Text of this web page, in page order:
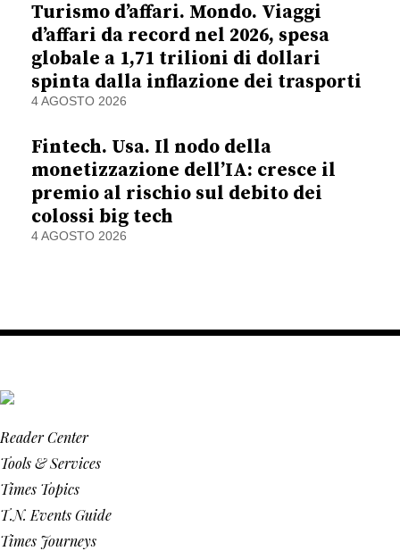
Turismo d’affari. Mondo. Viaggi
d’affari da record nel 2026, spesa
globale a 1,71 trilioni di dollari
spinta dalla inflazione dei trasporti
4 AGOSTO 2026
Fintech. Usa. Il nodo della
monetizzazione dell’IA: cresce il
premio al rischio sul debito dei
colossi big tech
4 AGOSTO 2026
Reader Center
Tools & Services
Times Topics
T.N. Events Guide
Times Journeys